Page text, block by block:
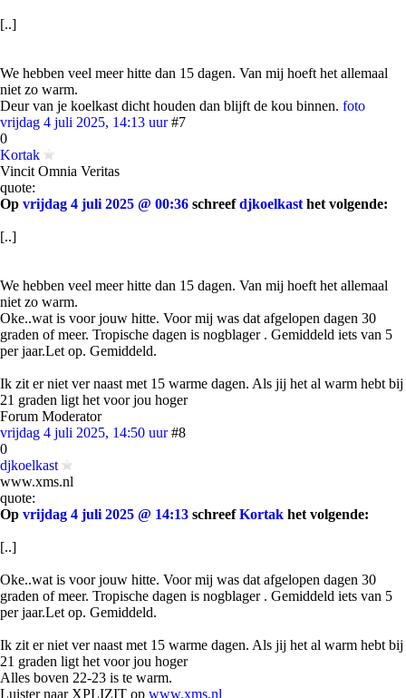
[..]
We hebben veel meer hitte dan 15 dagen. Van mij hoeft het allemaal
niet zo warm.
Deur van je koelkast dicht houden dan blijft de kou binnen. foto
vrijdag 4 juli 2025, 14:13 uur #7
0
Kortak
Vincit Omnia Veritas
quote:
Op vrijdag 4 juli 2025 @ 00:36 schreefdjkoelkast het volgende:
[..]
We hebben veel meer hitte dan 15 dagen. Van mij hoeft het allemaal
niet zo warm.
Oke..wat is voor jouw hitte. Voor mij was dat afgelopen dagen 30
graden of meer. Tropische dagen is nogblager . Gemiddeld iets van 5
per jaar.Let op. Gemiddeld.
Ik zit er niet ver naast met 15 warme dagen. Als jij het al warm hebt bij
21 graden ligt het voor jou hoger
Forum Moderator
vrijdag 4 juli 2025, 14:50 uur #8
0
djkoelkast
www.xms.nl
quote:
Op vrijdag 4 juli 2025 @ 14:13 schreefKortak het volgende:
[..]
Oke..wat is voor jouw hitte. Voor mij was dat afgelopen dagen 30
graden of meer. Tropische dagen is nogblager . Gemiddeld iets van 5
per jaar.Let op. Gemiddeld.
Ik zit er niet ver naast met 15 warme dagen. Als jij het al warm hebt bij
21 graden ligt het voor jou hoger
Alles boven 22-23 is te warm.
Luister naar XPLIZIT op www.xms.nl